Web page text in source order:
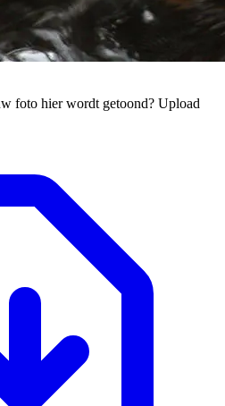
foto hier wordt getoond? Upload